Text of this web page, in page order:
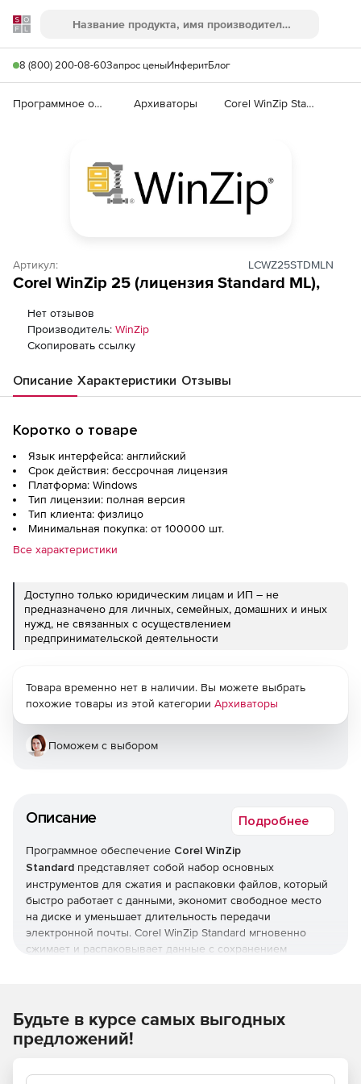
Softline
Поиск
8 (800) 200-08-60Запрос ценыИнферитБлог
Программное обеспечение для работы с файлами и дисками Архиваторы Corel WinZip Standard
Артикул: LCWZ25STDMLN
Corel WinZip 25 (лицензия Standard ML),
Нет отзывов
Производитель: WinZip
Скопировать ссылку
Описание Характеристики Отзывы
Коротко о товаре
Язык интерфейса: английский
Срок действия: бессрочная лицензия
Платформа: Windows
Тип лицензии: полная версия
Тип клиента: физлицо
Минимальная покупка: от 100000 шт.
Все характеристики
Доступно только юридическим лицам и ИП – не
предназначено для личных, семейных, домашних и иных
нужд, не связанных с осуществлением
предпринимательской деятельности
Описание Подробнее
Программное обеспечение Corel WinZip
Standard представляет собой набор основных
инструментов для сжатия и распаковки файлов, который
быстро работает с данными, экономит свободное место
на диске и уменьшает длительность передачи
электронной почты. Corel WinZip Standard мгновенно
сжимает и распаковывает данные с сохранением
контент без предварительной распаковки. Для
получателей, у которых нет программы для сжатия,
удобно создавать самораспаковывающиеся Zip-файлы.
Защита файлов паролем выполняется при их сжатии,
Товара временно нет в наличии. Вы можете выбрать
похожие товары из этой категории Архиваторы
Поможем с выбором
Будьте в курсе самых выгодных
предложений!